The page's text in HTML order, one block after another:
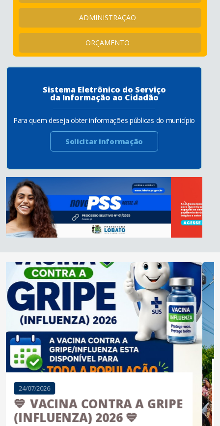
ADMINISTRAÇÃO
ORÇAMENTO
Sistema Eletrônico do Serviço
da Informação ao Cidadão
Para quem deseja obter informações públicas do município
Solicitar informação
Anterior Próximo
20/04/2026
III Cavalgada de Lobato
celebra tradição, cultura e
união da comunidade